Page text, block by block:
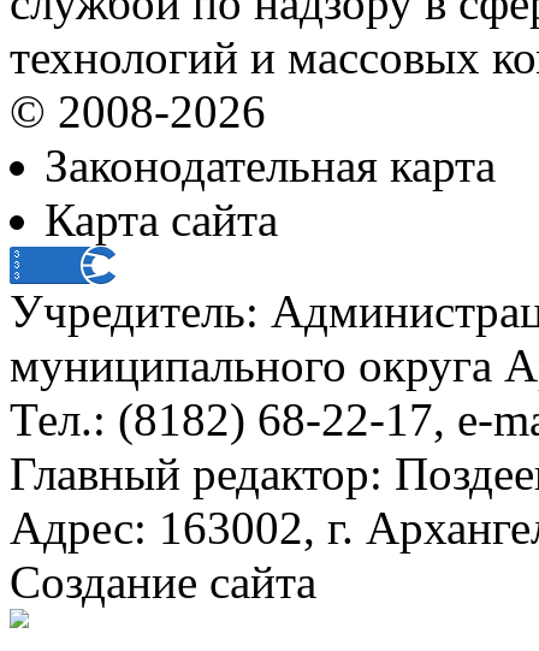
технологий и массовых
© 2008-2026
Законодательная карта
Карта сайта
Учредитель:
муниципального округа
Тел.: (8182) 68-22-17, e-
Главный редактор:
Адрес: 163002, г.
Создание сайта